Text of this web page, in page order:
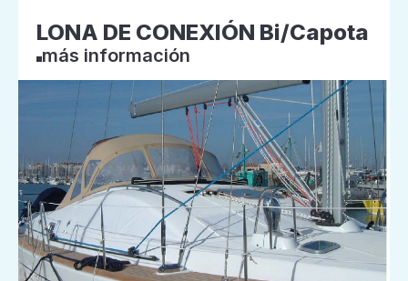
LONA DE CONEXIÓN Bi/Capota
más información